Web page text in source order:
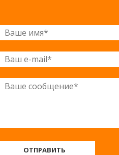
ОТПРАВИТЬ